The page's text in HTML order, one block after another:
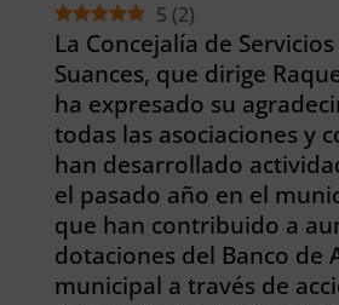
5 (2)
La Concejalía de
Suances, que dirige
ha expresado su
todas las asociaciones y
han desarrollado
el pasado año en el
que han contribuido a
dotaciones del Banco de
municipal a través de